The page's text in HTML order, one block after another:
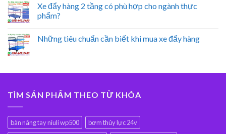
Xe đẩy hàng 2 tầng có phù hợp cho ngành thực
phẩm?
Những tiêu chuẩn cần biết khi mua xe đẩy hàng
TÌM SẢN PHẨM THEO TỪ KHÓA
bàn nâng tay niuli wp500
bơm thủy lực 24v